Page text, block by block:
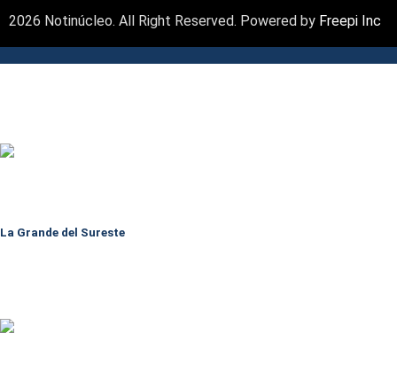
2026 Notinúcleo. All Right Reserved. Powered by Freepi Inc
La Grande del Sureste